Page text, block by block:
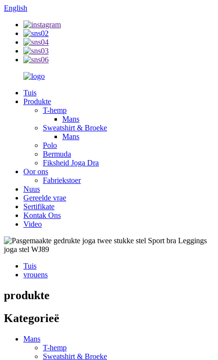
English
Tuis
Produkte
T-hemp
Mans
Sweatshirt & Broeke
Mans
Polo
Bermuda
Fiksheid Joga Dra
Oor ons
Fabriekstoer
Nuus
Gereelde vrae
Sertifikate
Kontak Ons
Video
Tuis
vrouens
produkte
Kategorieë
Mans
T-hemp
Sweatshirt & Broeke